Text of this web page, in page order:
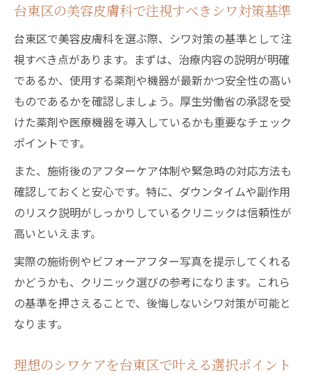
台東区の美容皮膚科で注視すべきシワ対策基準
台東区で美容皮膚科を選ぶ際、シワ対策の基準として注
視すべき点があります。まずは、治療内容の説明が明確
であるか、使用する薬剤や機器が最新かつ安全性の高い
ものであるかを確認しましょう。厚生労働省の承認を受
けた薬剤や医療機器を導入しているかも重要なチェック
ポイントです。
また、施術後のアフターケア体制や緊急時の対応方法も
確認しておくと安心です。特に、ダウンタイムや副作用
のリスク説明がしっかりしているクリニックは信頼性が
高いといえます。
実際の施術例やビフォーアフター写真を提示してくれる
かどうかも、クリニック選びの参考になります。これら
の基準を押さえることで、後悔しないシワ対策が可能と
なります。
理想のシワケアを台東区で叶える選択ポイント